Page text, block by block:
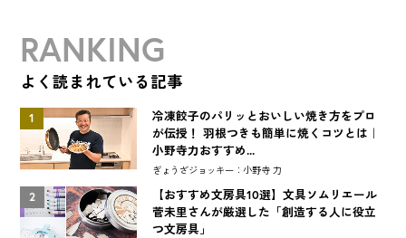
RANKING
よく読まれている記事
1
冷凍餃子のパリッとおいしい焼き方をプロ
が伝授！ 羽根つきも簡単に焼くコツとは｜
小野寺力おすすめ...
ぎょうざジョッキー：小野寺 力
2
【おすすめ文房具10選】文具ソムリエール
菅未里さんが厳選した「創造する人に役立
つ文房具」